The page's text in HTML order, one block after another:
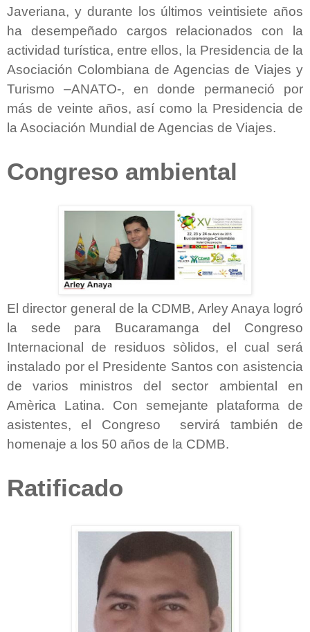
Javeriana, y durante los últimos veintisiete años
ha desempeñado cargos relacionados con la
actividad turística, entre ellos, la Presidencia de la
Asociación Colombiana de Agencias de Viajes y
Turismo –ANATO-, en donde permaneció por
más de veinte años, así como la Presidencia de
la Asociación Mundial de Agencias de Viajes.
Congreso ambiental
El director general de la CDMB, Arley Anaya logró
la sede para Bucaramanga del Congreso
Internacional de residuos sòlidos, el cual será
instalado por el Presidente Santos con asistencia
de varios ministros del sector ambiental en
Amèrica Latina. Con semejante plataforma de
asistentes, el Congreso servirá también de
homenaje a los 50 años de la CDMB.
Ratificado